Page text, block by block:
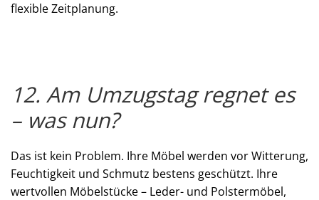
flexible Zeitplanung.
12. Am Umzugstag regnet es
– was nun?
Das ist kein Problem. Ihre Möbel werden vor Witterung,
Feuchtigkeit und Schmutz bestens geschützt. Ihre
wertvollen Möbelstücke – Leder- und Polstermöbel,